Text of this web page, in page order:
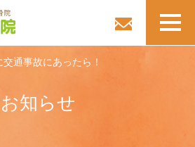
交通事故にあったら！
お知らせ